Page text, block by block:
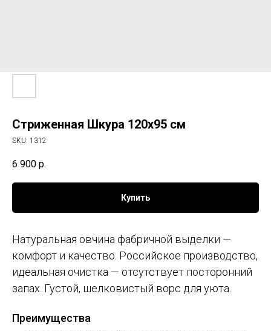
Стриженная Шкура 120х95 см
SKU: 1312
6 900 р.
Купить
Натуральная овчина фабричной выделки —
комфорт и качество. Российское производство,
идеальная очистка — отсутствует посторонний
запах. Густой, шелковистый ворс для уюта.
Преимущества